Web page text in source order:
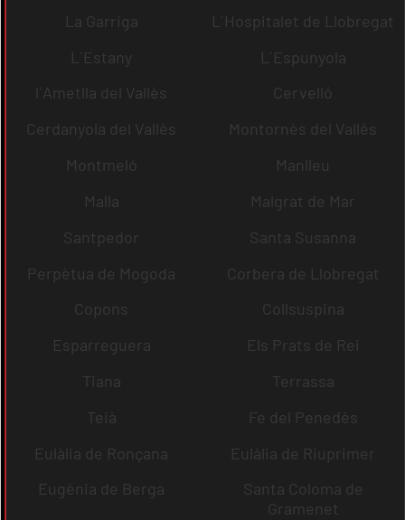
La Garriga
L´Hospitalet de Llobregat
L´Estany
L´Espunyola
l´Ametlla del Vallès
Cervelló
Cerdanyola del Vallès
Montornès del Vallès
Montmeló
Manlleu
Malla
Malgrat de Mar
Santpedor
Santa Susanna
Perpètua de Mogoda
Corbera de Llobregat
Copons
Collsuspina
Esparreguera
Els Prats de Rei
Tiana
Terrassa
Teià
Fe del Penedès
Eulàlia de Ronçana
Eulàlia de Riuprimer
Eugènia de Berga
Santa Coloma de
Gramenet